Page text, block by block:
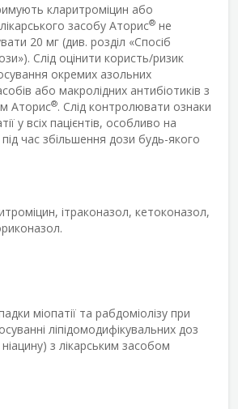
кларитроміцин або
засобу Аторис® не
20 мг (див. розділ «Спосіб
Слід оцінити користь/ризик
окремих азольних
або макролідних антибіотиків з
Аторис®. Слід контролювати ознаки
у всіх пацієнтів, особливо на
час збільшення дози будь-якого
ітраконазол, кетоконазол,
міопатії та рабдоміолізу при
ліпідомодифікувальних доз
з лікарським засобом